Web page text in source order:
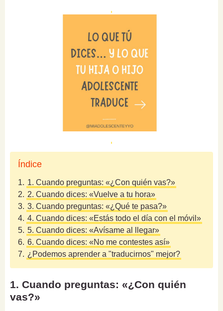
Índice
1. 1. Cuando preguntas: «¿Con quién vas?»
2. 2. Cuando dices: «Vuelve a tu hora»
3. 3. Cuando preguntas: «¿Qué te pasa?»
4. 4. Cuando dices: «Estás todo el día con el móvil»
5. 5. Cuando dices: «Avísame al llegar»
6. 6. Cuando dices: «No me contestes así»
7. ¿Podemos aprender a "traducirnos" mejor?
1. Cuando preguntas: «¿Con quién
vas?»